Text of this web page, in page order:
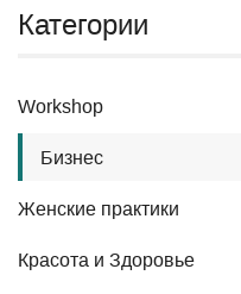
Категории
Workshop
Бизнес
Женские практики
Красота и Здоровье